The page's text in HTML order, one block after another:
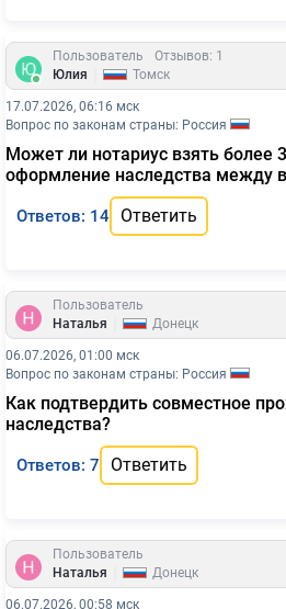
Пользователь
Отзывов: 1
Юлия
Томск
17.07.2026, 06:16 мск
Вопрос по законам страны: Россия
Может ли нотариус взять более
оформление наследства между
Ответов: 14 Ответить
Пользователь
Наталья
Донецк
06.07.2026, 01:00 мск
Вопрос по законам страны: Россия
Как подтвердить совместное
наследства?
Ответов: 7 Ответить
Пользователь
Наталья
Донецк
06.07.2026, 00:58 мск